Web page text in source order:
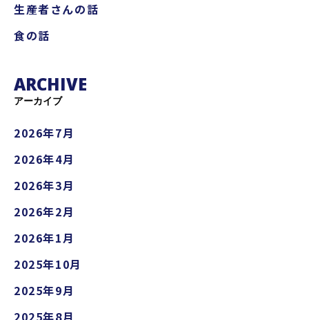
生産者さんの話
食の話
ARCHIVE
アーカイブ
2026年7月
2026年4月
2026年3月
2026年2月
2026年1月
2025年10月
2025年9月